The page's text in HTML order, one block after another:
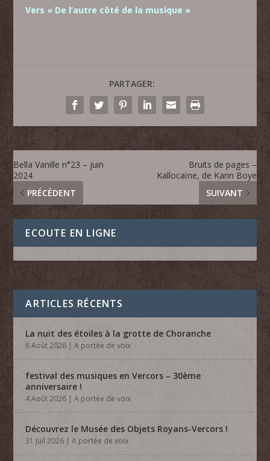
Vers « De l’autre côté de la musique »
PARTAGER:
Bella Vanille n°23 – juin
2024
PRÉCÉDENT
Bruits de pages –
Kallocaïne, de Karin Boye
SUIVANT
ECOUTE EN LIGNE
ARTICLES RÉCENTS
La nuit des étoiles à la grotte de Choranche
6 Août 2026 |A portée de voix
festival des musiques en Vercors – 30ème
anniversaire !
4 Août 2026 |A portée de voix
Découvrez le Musée des Objets Royans-Vercors !
31 Juil 2026 |A portée de voix